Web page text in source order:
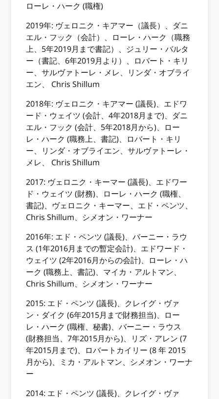
ローレ・ハーク (職権)
2019年:​ ヴェロニク・キアマー（議長）、ダニ
エル・フック（会計）、ローレ・ハーク（職務
上、5年2019月まで書記）、ジュリー・バルタ
ー（書記、6年2019月より）、ロバート・キリ
ー、サルヴァトーレ・メレ、リンダ・オブライ
エン、 Chris Shillum
2018年:​ ヴェロニク・キアマー (議長)、エドワ
ード・ウェイツ (会計、4年2018月まで)、ダニ
エル・フック (会計、5年2018月から)、ロー
レ・ハーク (職務上、書記)、ロバート・キリ
ー、リンダ・オブライエン、サルヴァトーレ・
メレ、 Chris Shillum
2017: ヴェロニク・キーマー (議長)、エドワー
ド・ウェイツ (財務)、ローレ・ハーク (職権、
書記)、ヴェロニク・キーマー、エド・ペンツ、
Chris Shillum、シメオン・ワーナー
2016年:​ エド・ペンツ (議長)、バーニー・ラウ
ス (1年2016月までの暫定会計)、エドワード・
ウェイツ (2年2016月からの会計)、ローレ・ハ
ーク (職務上、書記)、マイカ・アルトマン、
Chris Shillum、シメオン・ワーナー
2015: エド・ペンツ (議長)、クレイグ・ヴァ
ン・ダイク (6年2015月まで財務担当)、ロー
レ・ハーク (職権、秘書)、バーニー・ラウス
(財務担当、7年2015月から)、リズ・アレン (7
年2015月まで)、ロバートカイリー (8 年 2015
月から)、ミカ・アルトマン、シメオン・ワーナ
ー
2014: エド・ペンツ (議長)、クレイグ・ヴァ